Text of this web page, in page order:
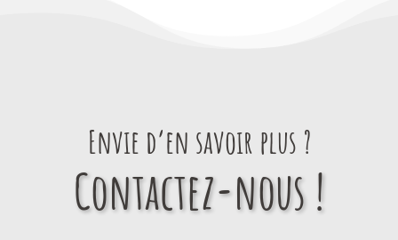
Envie d’en savoir plus ?
Contactez-nous !